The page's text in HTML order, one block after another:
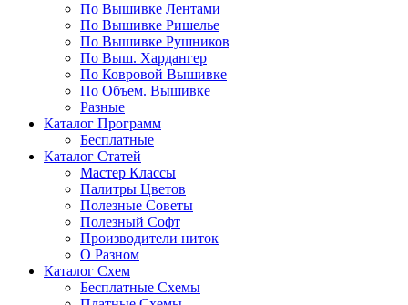
По Вышивке Лентами
По Вышивке Ришелье
По Вышивке Рушников
По Выш. Хардангер
По Ковровой Вышивке
По Объем. Вышивке
Разные
Каталог Программ
Бесплатные
Каталог Статей
Мастер Классы
Палитры Цветов
Полезные Советы
Полезный Софт
Производители ниток
О Разном
Каталог Схем
Бесплатные Схемы